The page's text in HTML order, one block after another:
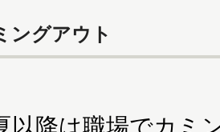
ングアウト
降は職場でカミ